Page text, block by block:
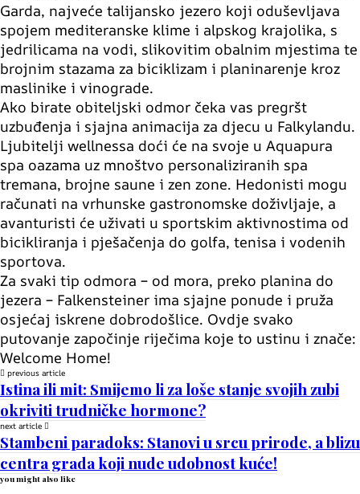
Garda, najveće talijansko jezero koji oduševljava
spojem mediteranske klime i alpskog krajolika, s
jedrilicama na vodi, slikovitim obalnim mjestima te
brojnim stazama za biciklizam i planinarenje kroz
maslinike i vinograde.
Ako birate obiteljski odmor čeka vas pregršt
uzbuđenja i sjajna animacija za djecu u Falkylandu.
Ljubitelji wellnessa doći će na svoje u Aquapura
spa oazama uz mnoštvo personaliziranih spa
tremana, brojne saune i zen zone. Hedonisti mogu
računati na vrhunske gastronomske doživljaje, a
avanturisti će uživati u sportskim aktivnostima od
bicikliranja i pješačenja do golfa, tenisa i vodenih
sportova.
Za svaki tip odmora – od mora, preko planina do
jezera – Falkensteiner ima sjajne ponude i pruža
osjećaj iskrene dobrodošlice. Ovdje svako
putovanje započinje riječima koje to ustinu i znače:
Welcome Home!
previous article
Istina ili mit: Smijemo li za loše stanje svojih zubi
okriviti trudničke hormone?
next article
Stambeni paradoks: Stanovi u srcu prirode, a blizu
centra grada koji nude udobnost kuće!
you might also like